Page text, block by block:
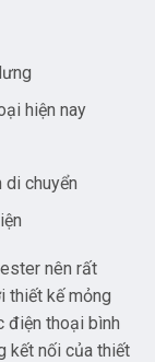
hiện nay
chuyển
nên rất
thiết kế mỏng
điện thoại bình
kết nối của thiết